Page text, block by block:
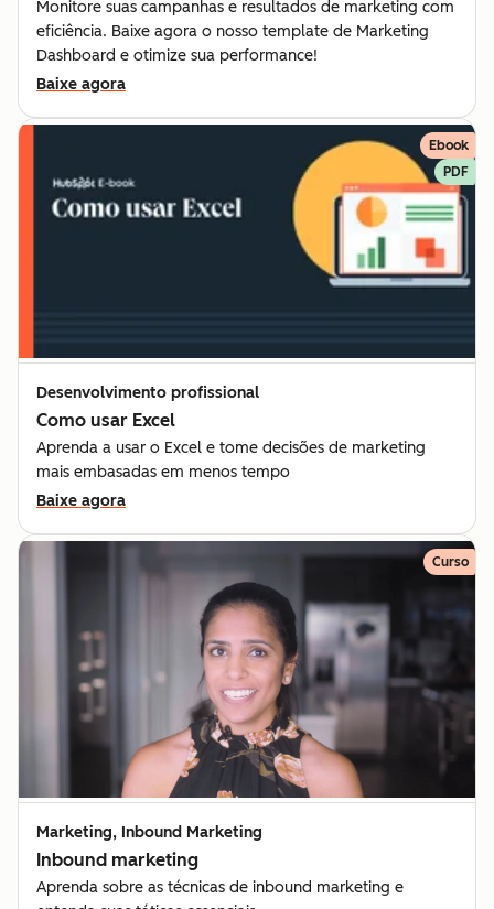
Monitore suas campanhas e resultados de marketing com
eficiência. Baixe agora o nosso template de Marketing
Dashboard e otimize sua performance!
Baixe agora
Ebook
PDF
Desenvolvimento profissional
Como usar Excel
Aprenda a usar o Excel e tome decisões de marketing
mais embasadas em menos tempo
Baixe agora
Curso
Marketing, Inbound Marketing
Inbound marketing
Aprenda sobre as técnicas de inbound marketing e